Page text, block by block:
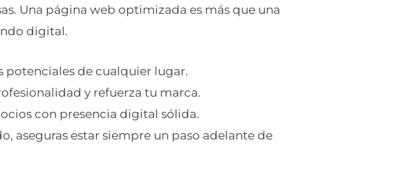
Una página web optimizada es más que una
digital.
de cualquier lugar.
y refuerza tu marca.
con presencia digital sólida.
aseguras estar siempre un paso adelante de